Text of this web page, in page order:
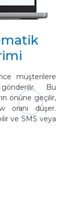
müşterilere
Bu
önüne geçilir,
oranı düşer.
ve SMS veya